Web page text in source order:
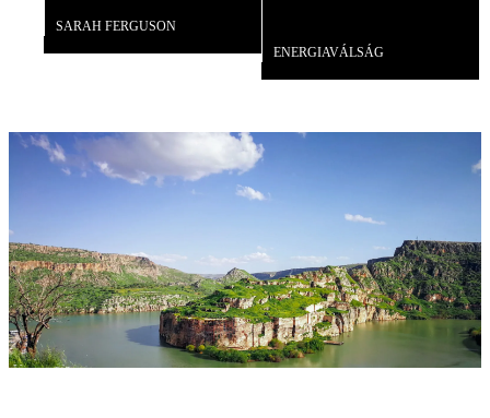
SARAH FERGUSON
ENERGIAVÁLSÁG